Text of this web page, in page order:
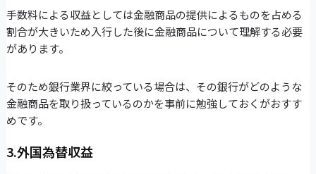
手数料による収益としては金融商品の提供によるものを占める
割合が大きいため入行した後に金融商品について理解する必要
があります。
そのため銀行業界に絞っている場合は、その銀行がどのような
金融商品を取り扱っているのかを事前に勉強しておくがおすす
めです。
3.外国為替収益